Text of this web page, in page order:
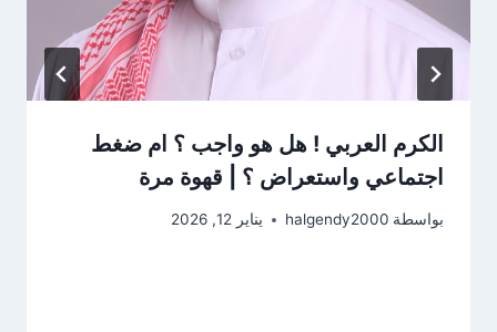
الكرم العربي ! هل هو واجب ؟ ام ضغط
اجتماعي واستعراض ؟ | قهوة مرة
بواسطة halgendy2000 يناير 12, 2026